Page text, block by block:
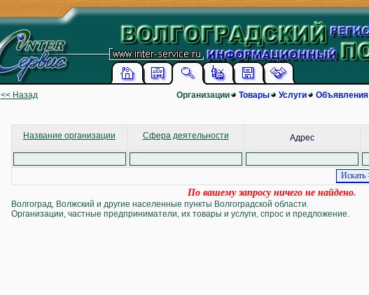
<< Назад Организации Товары Услуги Объявления
Название организации Сфера деятельности Адрес
По вашему запросу ничего не найдено.
Волгоград, Волжский и другие населенные пункты Волгоградской области.
Организации, частные предприниматели, их товары и услуги, спрос и предложение.